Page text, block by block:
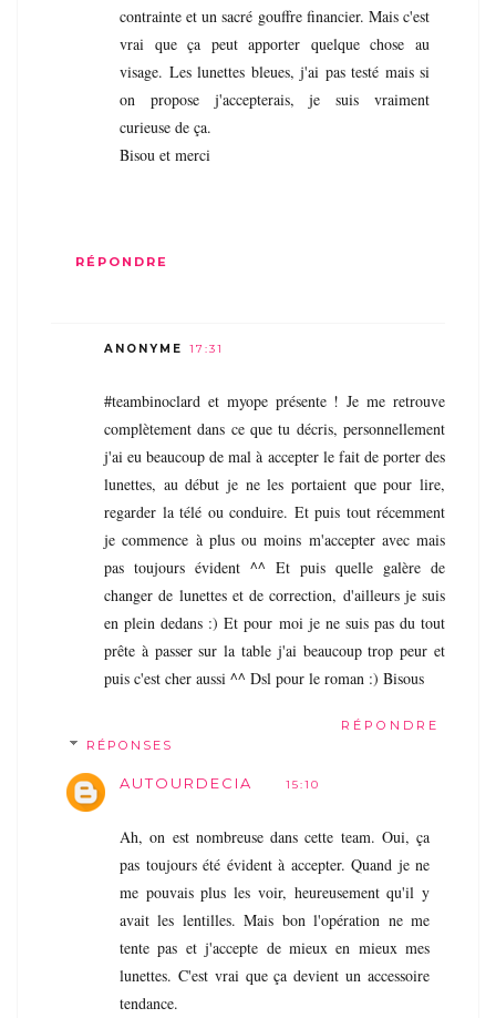
contrainte et un sacré gouffre financier. Mais c'est
vrai que ça peut apporter quelque chose au
visage. Les lunettes bleues, j'ai pas testé mais si
on propose j'accepterais, je suis vraiment
curieuse de ça.
Bisou et merci
RÉPONDRE
ANONYME 17:31
#teambinoclard et myope présente ! Je me retrouve
complètement dans ce que tu décris, personnellement
j'ai eu beaucoup de mal à accepter le fait de porter des
lunettes, au début je ne les portaient que pour lire,
regarder la télé ou conduire. Et puis tout récemment
je commence à plus ou moins m'accepter avec mais
pas toujours évident ^^ Et puis quelle galère de
changer de lunettes et de correction, d'ailleurs je suis
en plein dedans :) Et pour moi je ne suis pas du tout
prête à passer sur la table j'ai beaucoup trop peur et
puis c'est cher aussi ^^ Dsl pour le roman :) Bisous
RÉPONDRE
RÉPONSES
AUTOURDECIA 15:10
Ah, on est nombreuse dans cette team. Oui, ça
pas toujours été évident à accepter. Quand je ne
me pouvais plus les voir, heureusement qu'il y
avait les lentilles. Mais bon l'opération ne me
tente pas et j'accepte de mieux en mieux mes
lunettes. C'est vrai que ça devient un accessoire
tendance.